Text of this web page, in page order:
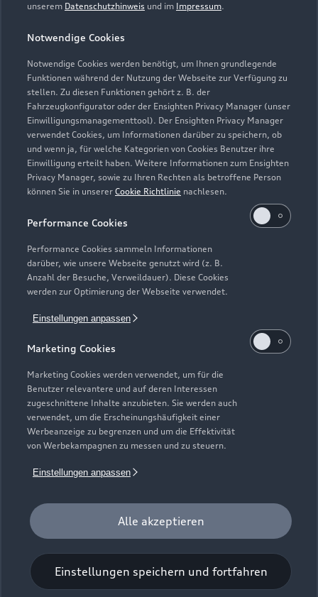
unserem Datenschutzhinweis und im Impressum.
Notwendige Cookies
Notwendige Cookies werden benötigt, um Ihnen grundlegende
Funktionen während der Nutzung der Webseite zur Verfügung zu
stellen. Zu diesen Funktionen gehört z. B. der
Fahrzeugkonfigurator oder der Ensighten Privacy Manager (unser
Einwilligungsmanagementtool). Der Ensighten Privacy Manager
verwendet Cookies, um Informationen darüber zu speichern, ob
und wenn ja, für welche Kategorien von Cookies Benutzer ihre
Einwilligung erteilt haben. Weitere Informationen zum Ensighten
Privacy Manager, sowie zu Ihren Rechten als betroffene Person
können Sie in unserer Cookie Richtlinie nachlesen.
Performance Cookies
Performance Cookies sammeln Informationen
darüber, wie unsere Webseite genutzt wird (z. B.
Anzahl der Besuche, Verweildauer). Diese Cookies
werden zur Optimierung der Webseite verwendet.
Einstellungen anpassen
Marketing Cookies
Marketing Cookies werden verwendet, um für die
Benutzer relevantere und auf deren Interessen
zugeschnittene Inhalte anzubieten. Sie werden auch
verwendet, um die Erscheinungshäufigkeit einer
Werbeanzeige zu begrenzen und um die Effektivität
von Werbekampagnen zu messen und zu steuern.
Einstellungen anpassen
Alle akzeptieren
Einstellungen speichern und fortfahren
Samstag -
Geschlossen
Zurück nach oben
Modelle
Elektromodelle
Plug-in-Hybride
Neuwagensuche
Gebrauchtwagensuche
Geschäftskunden
Service & Zubehör
Saisonale Angebote
Audi Services
Garantie
Audi digital services
myAudi
Support
Audi Code
Häufige Fragen (FAQ)
Audi Online Beratung
Online-Terminvereinbarung
Servicekontakt
Bordbuch & Bedienungsanleitungen
Verträge kündigen
Über Audi
Unternehmen
Karriere
Investor Relations
Audi erleben
© 2026 AUDI AG. Alle Rechte vorbehalten
Impressum Rechtliches
Cookie-Richtlinie
Digital Services Act
EU Data Act